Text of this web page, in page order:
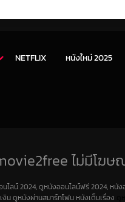
NETFLIX หนังใหม่ 2025
ไม่มีโฆษ
ไลน์ 2024, ดูหนังออนไลน์ฟรี 2024, หนั
งิน ดูหนังผ่านสมาร์ทโฟน หนังเต็มเรื่อง